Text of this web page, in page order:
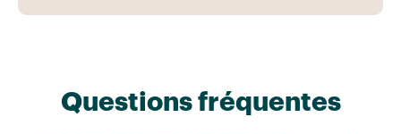
Questions fréquentes